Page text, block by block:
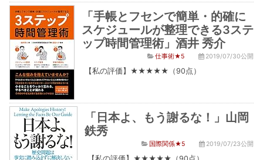
「手帳とフセンで簡単・的確に
スケジュールが整理できる3ステ
ップ時間管理術」酒井 秀介
仕事術★5 2019/07/30公開
【私の評価】★★★★★（90点）
「日本よ、もう謝るな！」山岡
鉄秀
国際関係★5 2019/07/23公開